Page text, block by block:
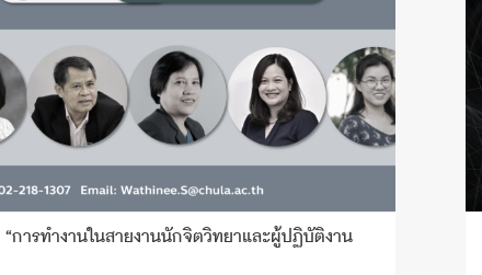
การทำงานในสายงานนักจิตวิทยาและผู้ปฏิบัติงาน